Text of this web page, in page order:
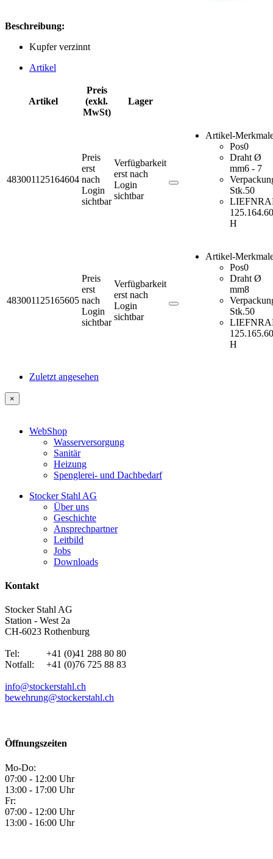
Beschreibung:
Kupfer verzinnt
Artikel
Artikel
Preis
(exkl.
MwSt)
Lager
483001125164604
Preis
erst
nach
Login
sichtbar
Verfügbarkeit
erst nach
Login
sichtbar
Artikel-
Pos0
Draht Ø
mm6 - 7
Stk.50
LIEFNR
H
483001125165605
Preis
erst
nach
Login
sichtbar
Verfügbarkeit
erst nach
Login
sichtbar
Artikel-
Pos0
Draht Ø
mm8
Stk.50
LIEFNR
H
Zuletzt angesehen
×
WebShop
Wasserversorgung
Sanitär
Heizung
Spenglerei- und Dachbedarf
Stocker Stahl AG
Über uns
Geschichte
Ansprechpartner
Leitbild
Jobs
Downloads
Kontakt
Stocker Stahl AG
Station - West 2a
CH-6023 Rothenburg
Tel: +41 (0)41 288 80 80
Notfall: +41 (0)76 725 88 83
info@stockerstahl.ch
bewehrung@stockerstahl.ch
Öffnungszeiten
Mo-Do:
07:00 - 12:00 Uhr
13:00 - 17:00 Uhr
Fr:
07:00 - 12:00 Uhr
13:00 - 16:00 Uhr